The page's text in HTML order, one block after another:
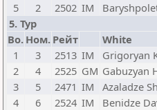
5
2 2502 IM
5. Тур
Bo. Ном. Рейт White
1
3 2513 IM Grigoryan
2
4 2525 GM Gabuzyan
3
5 2471 IM Azaladze
4
6 2524 IM Benidze